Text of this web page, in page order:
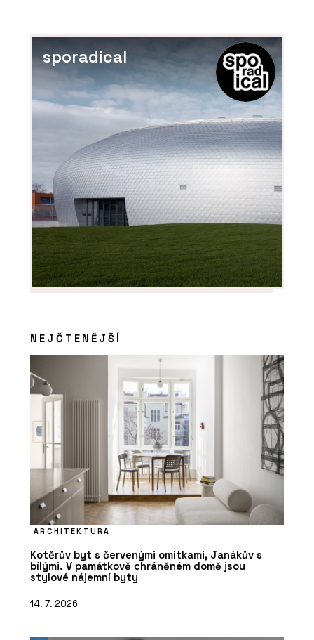
sporadical
NEJČTENĚJŠÍ
ARCHITEKTURA
Kotěrův byt s červenými omítkami, Janákův s
bílými. V památkově chráněném domě jsou
stylové nájemní byty
14. 7. 2026